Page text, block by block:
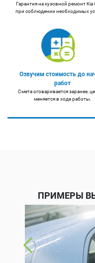
Гарантия на кузовной ремонт Kia
при соблюдении необходимых
Озвучим стоимость до
работ
Смета оговаривается заранее,
меняется в ходе работы.
ПРИМЕРЫ